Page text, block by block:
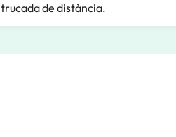
trucada de distància.